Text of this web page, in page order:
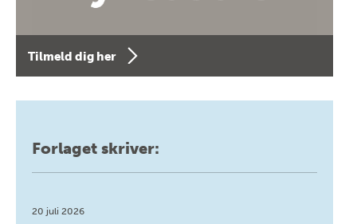
Tilmeld dig her
Forlaget skriver:
20 juli 2026